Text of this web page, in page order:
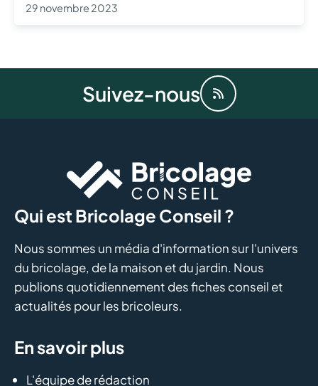
29 novembre 2023
Suivez-nous
Qui est Bricolage Conseil ?
Nous sommes un média d'information sur l'univers
du bricolage, de la maison et du jardin. Nous
publions quotidiennement des fiches conseil et
actualités pour les bricoleurs.
En savoir plus
L'équipe de rédaction